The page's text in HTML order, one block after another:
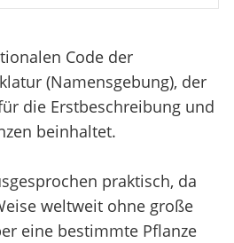
Code der
(Namensgebung), der
die Erstbeschreibung und
beinhaltet.
praktisch, da
weltweit ohne große
eine bestimmte Pflanze